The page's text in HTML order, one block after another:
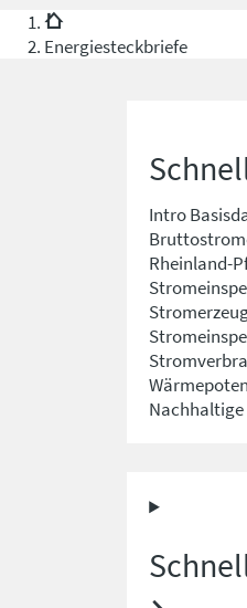
Energiesteckbriefe
Intro
Rheinland-
Nachhaltige